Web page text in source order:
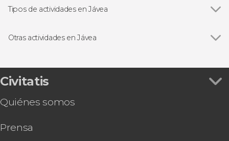
Tipos de actividades en Jávea
Visitas guiadas y free tours
Otras actividades en Jávea
Ferry a Denia
Free tour por Jávea
Tour en bicicleta eléctrica por Jávea
Civitatis
Quiénes somos
Prensa